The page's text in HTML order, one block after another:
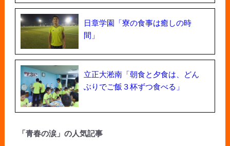
日章学園「寮の食事は癒しの時
間」
立正大淞南「朝食と夕食は、どん
ぶりでご飯３杯ずつ食べる」
「青春の涙」の人気記事